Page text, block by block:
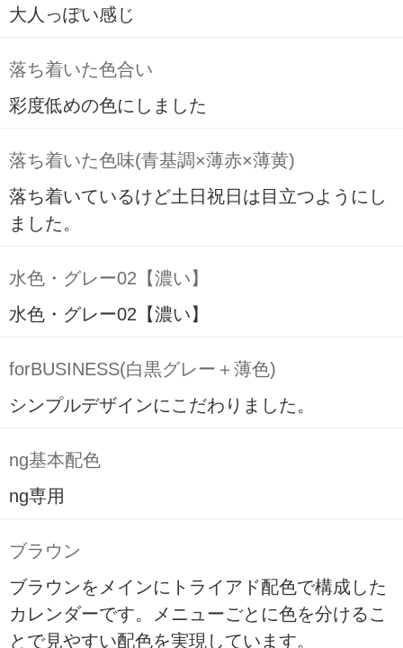
大人っぽい感じ
落ち着いた色合い
彩度低めの色にしました
落ち着いた色味(青基調×薄赤×薄黄)
落ち着いているけど土日祝日は目立つようにし
ました。
水色・グレー02【濃い】
水色・グレー02【濃い】
forBUSINESS(白黒グレー＋薄色)
シンプルデザインにこだわりました。
ng基本配色
ng専用
ブラウン
ブラウンをメインにトライアド配色で構成した
カレンダーです。メニューごとに色を分けるこ
とで見やすい配色を実現しています。